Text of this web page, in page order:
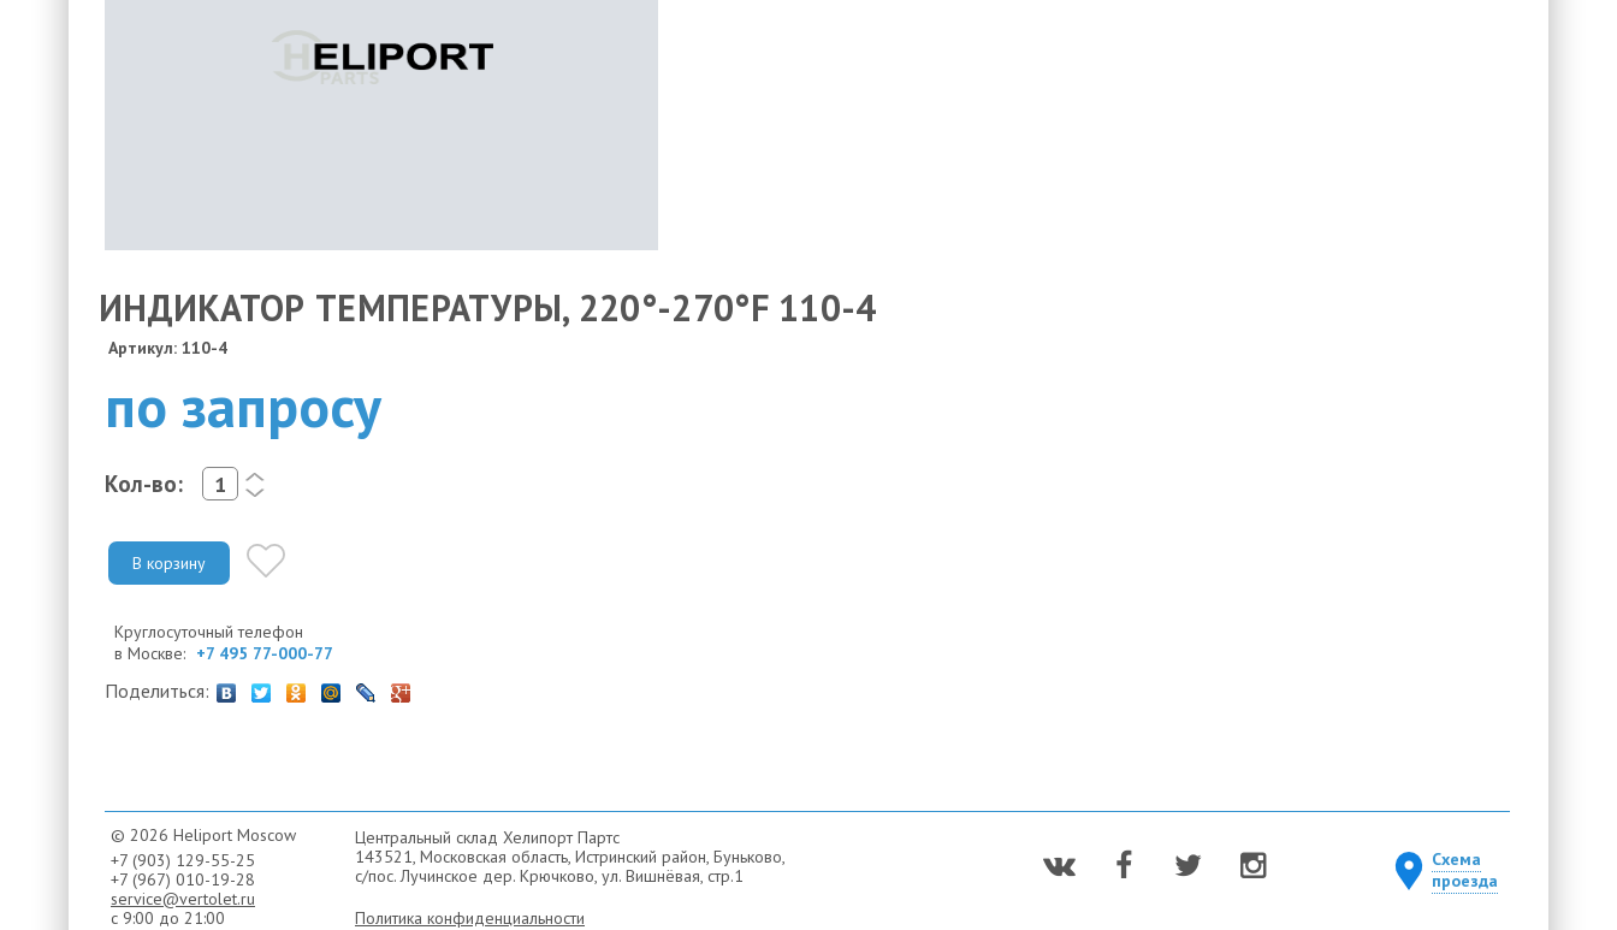
ИНДИКАТОР ТЕМПЕРАТУРЫ, 220°-270°F 110-4
Артикул: 110-4
по запросу
Кол-во:
<
>
В корзину
Круглосуточный телефон
в Москве: +7 495 77-000-77
Поделиться:
© 2026 Heliport Moscow
+7 (903) 129-55-25
+7 (967) 010-19-28
service@vertolet.ru
с 9:00 до 21:00
Центральный склад Хелипорт Партс
143521, Московская область, Истринский район, Буньково,
с/пос. Лучинское дер. Крючково, ул. Вишнёвая, стр.1
Политика конфиденциальности
Схема
проезда